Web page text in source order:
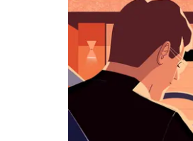
日
历
择
期。
按